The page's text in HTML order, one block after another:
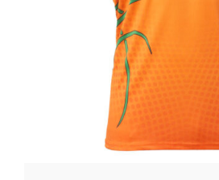
triar
a
la
pàgina
del